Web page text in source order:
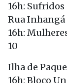
16h:
Rua Inhangá
16h:
10
Ilha de
16h: Bloco